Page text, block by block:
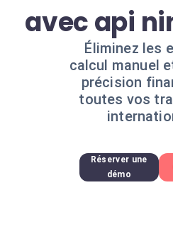
avec api
Éliminez les
calcul manuel
précision
toutes vos
Réserver une
démo